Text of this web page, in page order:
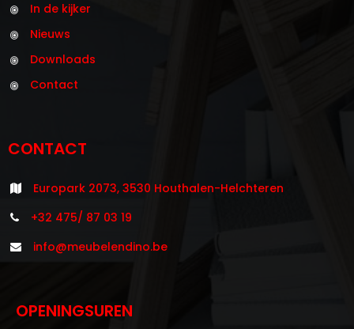
In de kijker
Nieuws
Downloads
Contact
CONTACT
Europark 2073, 3530 Houthalen-Helchteren
+32 475/ 87 03 19
info@meubelendino.be
OPENINGSUREN